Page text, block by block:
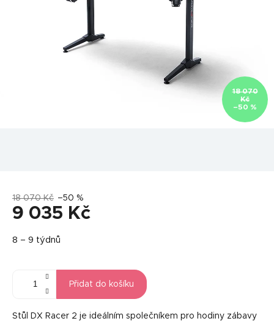
18 070
Kč
–50 %
18 070 Kč –50 %
9 035 Kč
cena:
8 – 9 týdnů
Přidat do košíku
Stůl DX Racer 2 je ideálním společníkem pro hodiny zábavy